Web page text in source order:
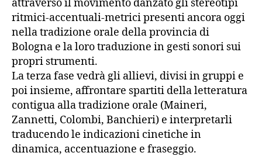
attraverso il movimento danzato gli stereotipi
ritmici-accentuali-metrici presenti ancora oggi
nella tradizione orale della provincia di
Bologna e la loro traduzione in gesti sonori sui
propri strumenti.
La terza fase vedrà gli allievi, divisi in gruppi e
poi insieme, affrontare spartiti della letteratura
contigua alla tradizione orale (Maineri,
Zannetti, Colombi, Banchieri) e interpretarli
traducendo le indicazioni cinetiche in
dinamica, accentuazione e fraseggio.